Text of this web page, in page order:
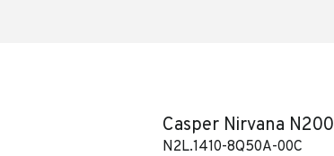
Casper Nirvana N200
N2L.1410-8Q50A-00C